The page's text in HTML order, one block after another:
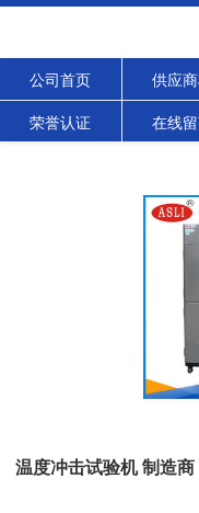
公司首页 供应
荣誉认证 在线
温度冲击试验机 制造